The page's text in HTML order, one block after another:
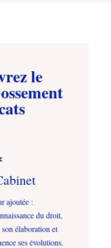
le
ajoutée :
du droit,
élaboration et
ses évolutions.